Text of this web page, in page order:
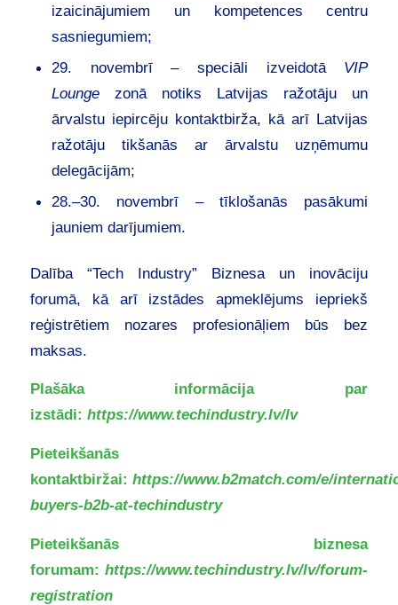
izaicinājumiem un kompetences centru
sasniegumiem;
29. novembrī – speciāli izveidotā VIP
Loungezonā notiks Latvijas ražotāju un
ārvalstu iepircēju kontaktbirža, kā arī Latvijas
ražotāju tikšanās ar ārvalstu uzņēmumu
delegācijām;
28.–30. novembrī – tīklošanās pasākumi
jauniem darījumiem.
Dalība “Tech Industry” Biznesa un inovāciju
forumā, kā arī izstādes apmeklējums iepriekš
reģistrētiem nozares profesionāļiem būs bez
maksas.
Plašāka informācija par
izstādi: https://www.techindustry.lv/lv
Pieteikšanās
kontaktbiržai: https://www.b2match.com/e/
buyers-b2b-at-techindustry
Pieteikšanās biznesa
forumam:https://www.techindustry.lv/lv/forum-
registration